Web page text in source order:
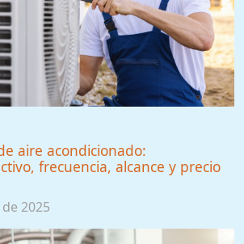
aire acondicionado:
frecuencia, alcance y precio
2025